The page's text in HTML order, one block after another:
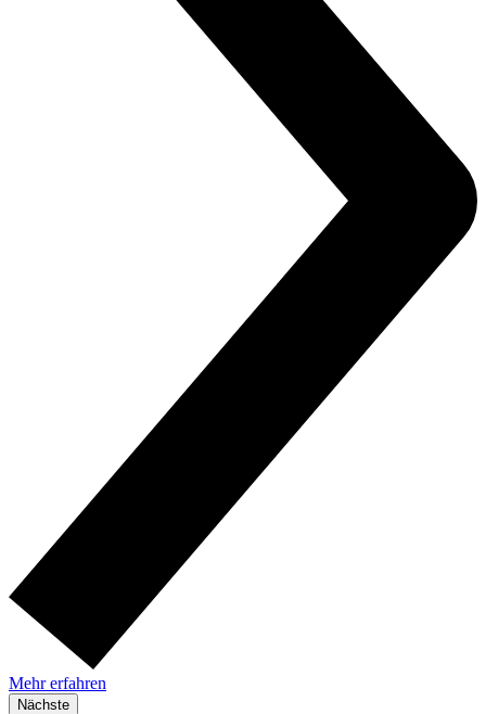
Mehr erfahren
Nächste